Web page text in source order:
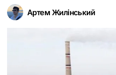
Артем Жилінський